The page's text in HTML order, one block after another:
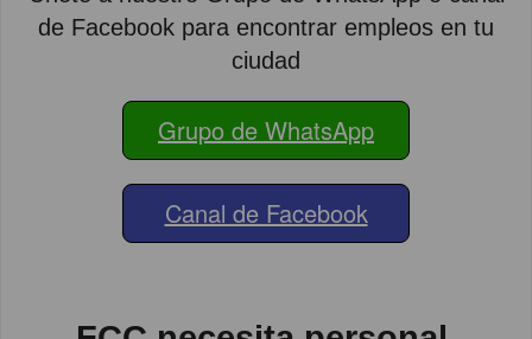
de Facebook para encontrar empleos en tu
ciudad
Grupo de WhatsApp
Canal de Facebook